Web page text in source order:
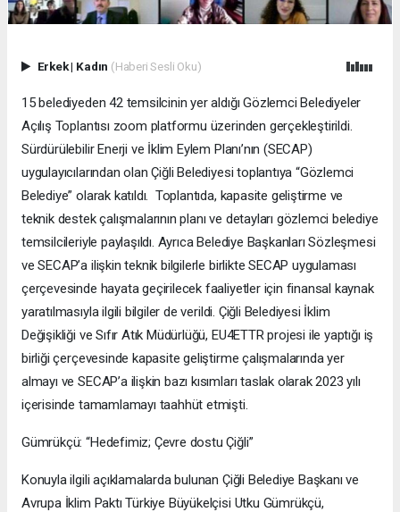
Erkek| Kadın (Haberi Sesli Oku)
15 belediyeden 42 temsilcinin yer aldığı Gözlemci Belediyeler
Açılış Toplantısı zoom platformu üzerinden gerçekleştirildi.
Sürdürülebilir Enerji ve İklim Eylem Planı’nın (SECAP)
uygulayıcılarından olan Çiğli Belediyesi toplantıya “Gözlemci
Belediye” olarak katıldı. Toplantıda, kapasite geliştirme ve
teknik destek çalışmalarının planı ve detayları gözlemci belediye
temsilcileriyle paylaşıldı. Ayrıca Belediye Başkanları Sözleşmesi
ve SECAP’a ilişkin teknik bilgilerle birlikte SECAP uygulaması
çerçevesinde hayata geçirilecek faaliyetler için finansal kaynak
yaratılmasıyla ilgili bilgiler de verildi. Çiğli Belediyesi İklim
Değişikliği ve Sıfır Atık Müdürlüğü, EU4ETTR projesi ile yaptığı iş
birliği çerçevesinde kapasite geliştirme çalışmalarında yer
almayı ve SECAP’a ilişkin bazı kısımları taslak olarak 2023 yılı
içerisinde tamamlamayı taahhüt etmişti.
Gümrükçü: “Hedefimiz; Çevre dostu Çiğli”
Konuyla ilgili açıklamalarda bulunan Çiğli Belediye Başkanı ve
Avrupa İklim Paktı Türkiye Büyükelçisi Utku Gümrükçü,